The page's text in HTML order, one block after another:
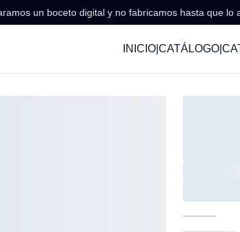
un boceto digital y no fabricamos hasta que lo
INICIO| CATÁLOGO|